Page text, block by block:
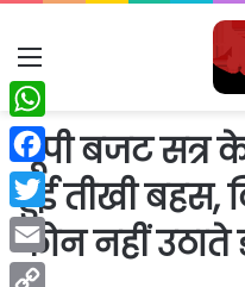
Menu
यूपी बजट सत्र
हुई तीखी बहस,
फोन नहीं
WhatsApp
Facebook
Twitter
Email